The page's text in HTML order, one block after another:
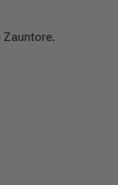
Zauntore.